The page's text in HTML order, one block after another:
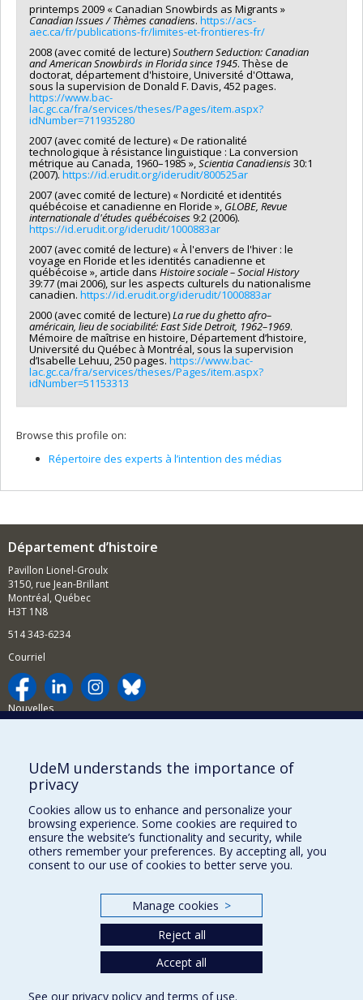
printemps 2009 « Canadian Snowbirds as Migrants »
Canadian Issues / Thèmes canadiens. https://acs-
aec.ca/fr/publications-fr/limites-et-frontieres-fr/
2008 (avec comité de lecture)Southern Seduction: Canadian
and American Snowbirds in Florida since 1945. Thèse de
doctorat, département d'histoire, Université d'Ottawa,
sous la supervision de Donald F. Davis, 452 pages.
https://www.bac-
lac.gc.ca/fra/services/theses/Pages/item.aspx?
idNumber=711935280
2007 (avec comité de lecture) « De rationalité
technologique à résistance linguistique : La conversion
métrique au Canada, 1960–1985 »,Scientia Canadiensis30:1
(2007).https://id.erudit.org/iderudit/800525ar
2007 (avec comité de lecture) « Nordicité et identités
québécoise et canadienne en Floride », GLOBE, Revue
internationale d'études québécoises9:2 (2006).
https://id.erudit.org/iderudit/1000883ar
2007 (avec comité de lecture) « À l'envers de l'hiver : le
voyage en Floride et les identités canadienne et
québécoise », article dans Histoire sociale – Social History
39:77 (mai 2006), sur les aspects culturels du nationalisme
canadien. https://id.erudit.org/iderudit/1000883ar
2000 (avec comité de lecture)La rue du ghetto afro–
américain, lieu de sociabilité: East Side Detroit, 1962–1969.
Mémoire de maîtrise en histoire, Département d’histoire,
Université du Québec à Montréal, sous la supervision
d’Isabelle Lehuu, 250 pages. https://www.bac-
lac.gc.ca/fra/services/theses/Pages/item.aspx?
idNumber=51153313
Browse this profile on:
Répertoire des experts à l’intention des médias
Département d’histoire
Pavillon Lionel-Groulx
3150, rue Jean-Brillant
Montréal, Québec
H3T 1N8
514 343-6234
Courriel
Nouvelles
Comment soutenir le Département?
BESOIN D'AIDE?
Plan du site
Signaler une erreur
Accessibilité
Nos départements et écoles
UdeM understands the importance of
privacy
Cookies allow us to enhance and personalize your
browsing experience. Some cookies are required to
ensure the website’s functionality and security, while
others remember your preferences. By accepting all, you
consent to our use of cookies to better serve you.
Manage cookies >
Reject all
Accept all
See our privacy policy andterms of use.